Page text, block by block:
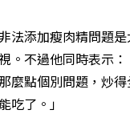
法添加瘦肉精問題
。不過他同時表示
麼點個別問題，炒
吃了。」